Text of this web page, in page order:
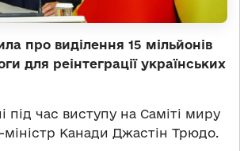
про виділення 15 мільйонів
для реінтеграції українських
під час виступу на Саміті миру
міністр Канади Джастін Трюдо